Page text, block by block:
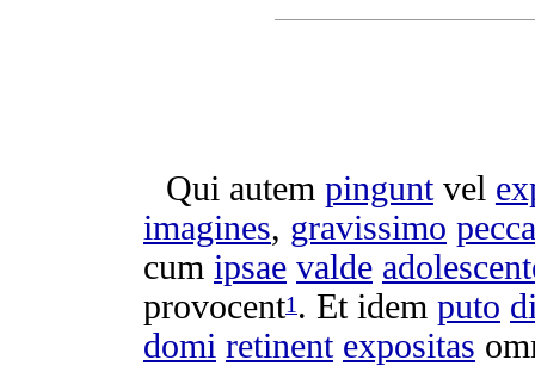
Qui autem pinguntvel
imagines, gravissimo
cum ipsae valde
provocent1 . Et idem puto
domi retinent expositas